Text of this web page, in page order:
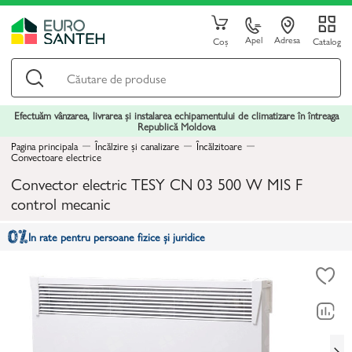
Coș Apel Adresa Catalog
Efectuăm vânzarea, livrarea și instalarea echipamentului de climatizare în întreaga
Republică Moldova
Pagina principala
Încălzire și canalizare Încălzitoare
Convectoare electrice
Convector electric TESY CN 03 500 W MIS F
control mecanic
In rate pentru persoane fizice și juridice